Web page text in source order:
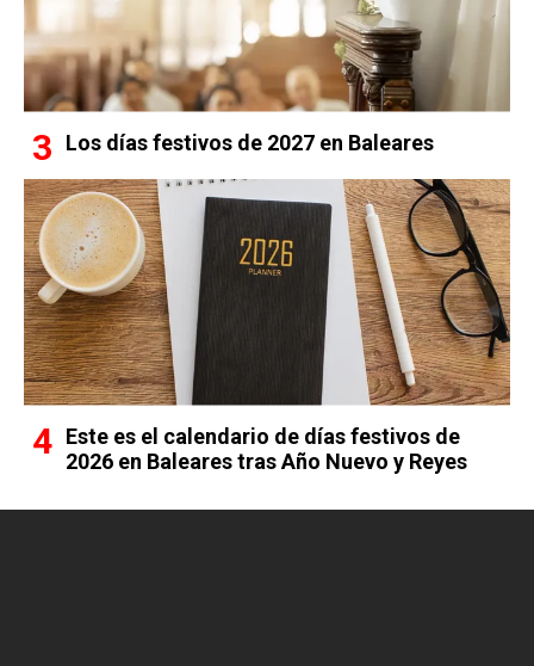
Los días festivos de 2027 en Baleares
Este es el calendario de días festivos de
2026 en Baleares tras Año Nuevo y Reyes